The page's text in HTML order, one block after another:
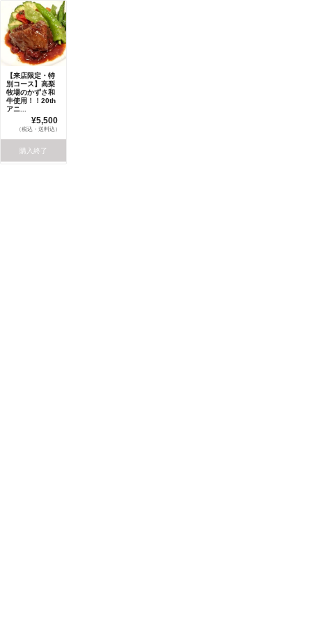
【来店限定・特
別コース】高梨
牧場のかずさ和
牛使用！！20th
アニ...
¥5,500
（税込・送料込）
購入終了